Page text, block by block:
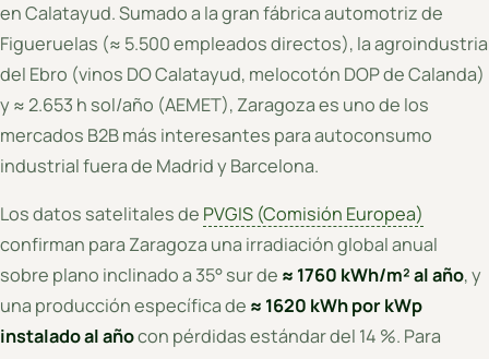
en Calatayud. Sumado a la gran fábrica automotriz de
Figueruelas (≈ 5.500 empleados directos), la agroindustria
del Ebro (vinos DO Calatayud, melocotón DOP de Calanda)
y ≈ 2.653 h sol/año (AEMET), Zaragoza es uno de los
mercados B2B más interesantes para autoconsumo
industrial fuera de Madrid y Barcelona.
Los datos satelitales de PVGIS (Comisión Europea)
confirman para Zaragoza una irradiación global anual
sobre plano inclinado a 35° sur de ≈ 1760 kWh/m² al año, y
una producción específica de ≈ 1620 kWh por kWp
instalado al añocon pérdidas estándar del 14 %. Para